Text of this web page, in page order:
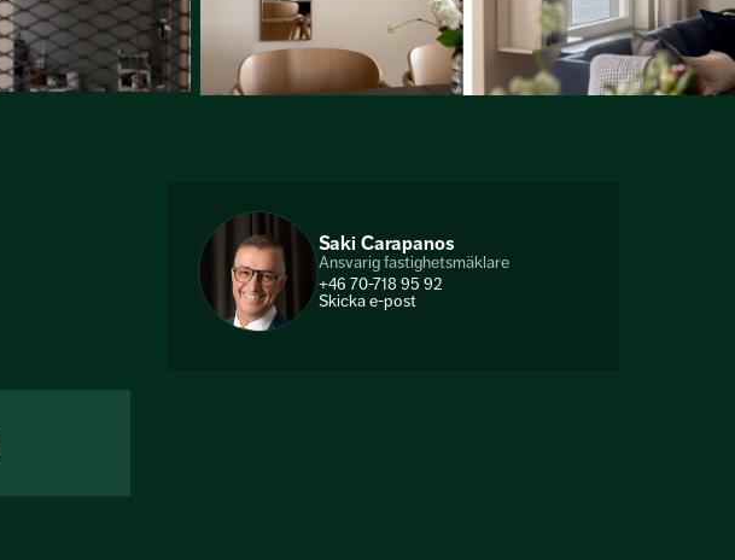
Saki Carapanos
Ansvarig fastighetsmäklare
+46 70-718 95 92
Skicka e-post